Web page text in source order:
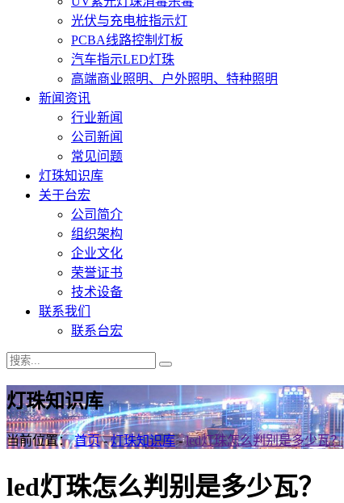
光伏与充电桩指示灯
PCBA线路控制灯板
汽车指示LED灯珠
高端商业照明、户外照明、特种照明
新闻资讯
行业新闻
公司新闻
常见问题
灯珠知识库
关于台宏
公司简介
组织架构
企业文化
荣誉证书
技术设备
联系我们
联系台宏
灯珠知识库
当前位置：首页-灯珠知识库-led灯珠怎么判别是多少瓦？
led灯珠怎么判别是多少瓦？